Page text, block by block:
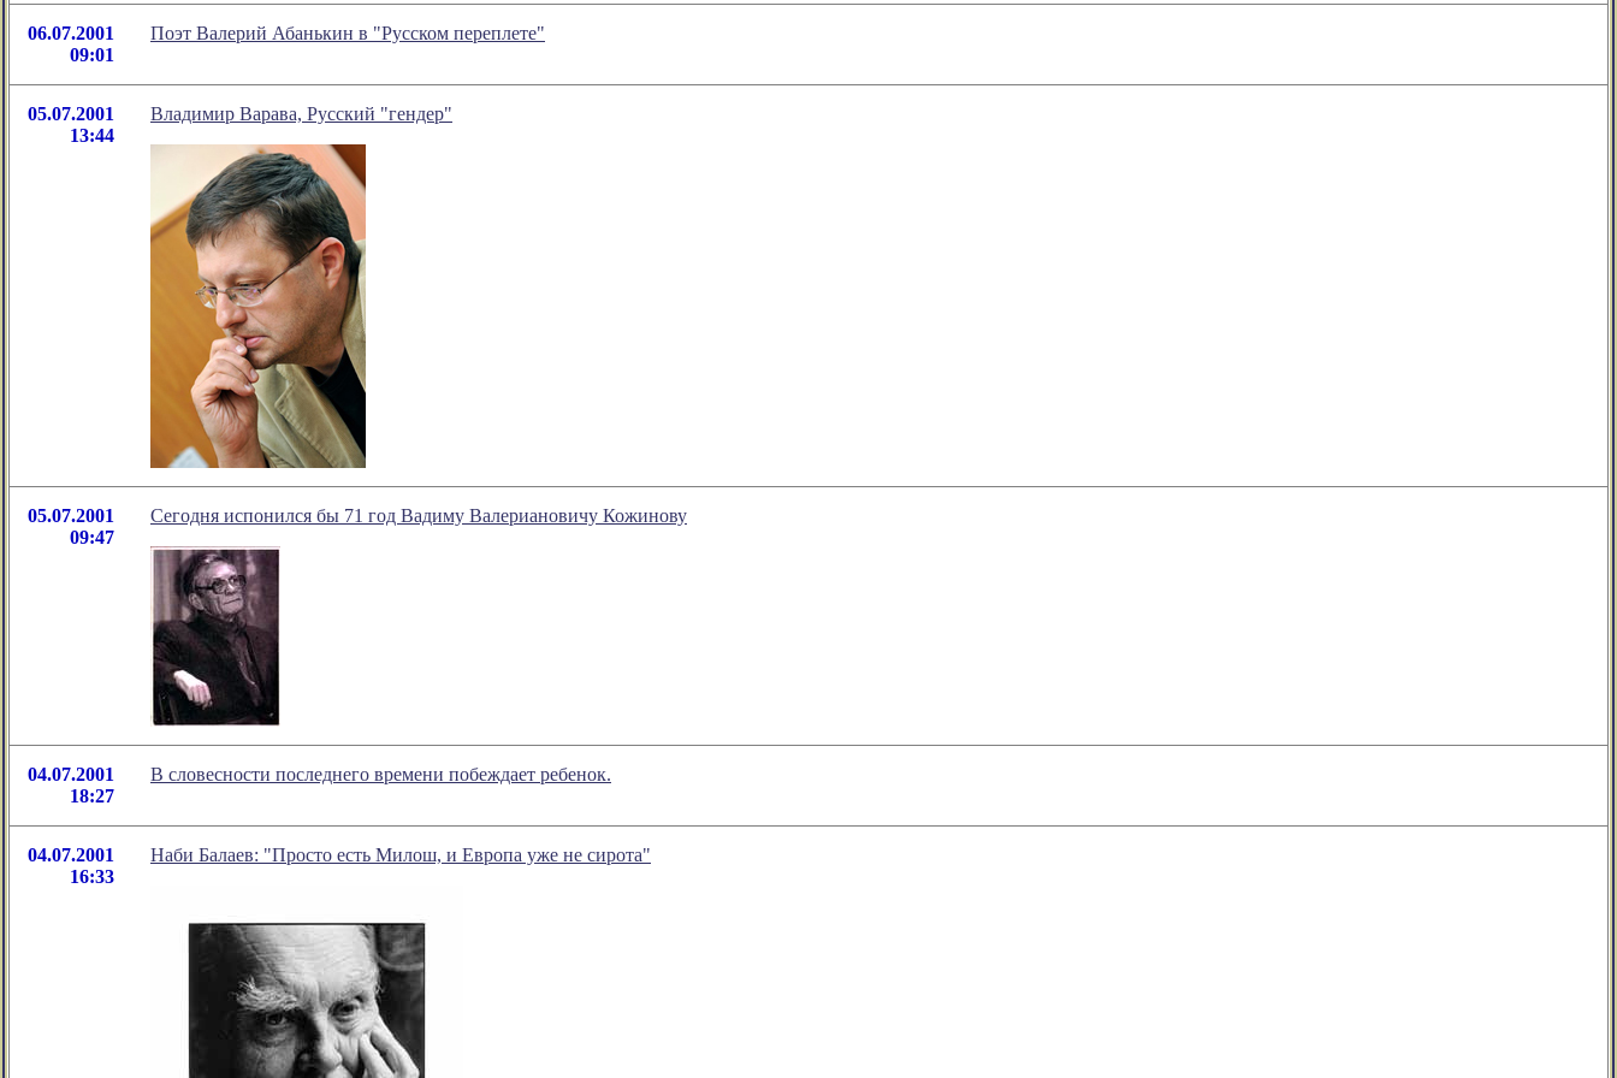
06.07.2001
09:01
Поэт Валерий Абанькин в "Русском переплете"
05.07.2001
13:44
Владимир Варава, Русский "гендер"
05.07.2001
09:47
Сегодня испонился бы 71 год Вадиму Валериановичу Кожинову
04.07.2001
18:27
В словесности последнего времени побеждает ребенок.
04.07.2001
16:33
Наби Балаев: "Просто есть Милош, и Европа уже не сирота"